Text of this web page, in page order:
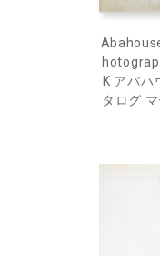
K アバハ
タログ